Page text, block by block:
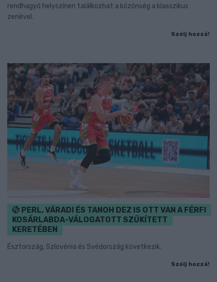
rendhagyó helyszínen találkozhat a közönség a klasszikus
zenével.
Szólj hozzá!
PERL, VÁRADI ÉS TANOH DEZ IS OTT VAN A FÉRFI
KOSÁRLABDA-VÁLOGATOTT SZŰKÍTETT
KERETÉBEN
Észtország, Szlovénia és Svédország következik.
Szólj hozzá!